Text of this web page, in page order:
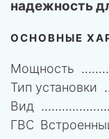
надежность
ОСНОВНЫЕ
Мощность
Тип установки
Вид
ГВС